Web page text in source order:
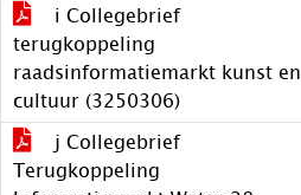
i Collegebrief
terugkoppeling
raadsinformatiemarkt kunst en
cultuur (3250306)
j Collegebrief
Terugkoppeling